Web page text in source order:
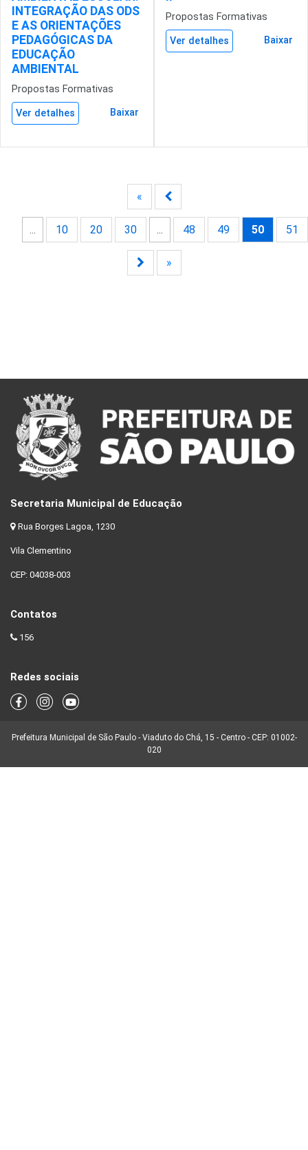
INTEGRAÇÃO DAS ODS
E AS ORIENTAÇÕES
PEDAGÓGICAS DA
EDUCAÇÃO
AMBIENTAL
Propostas Formativas
Ver detalhes Baixar
Propostas Formativas
Ver detalhes Baixar
«
... 10 20 30 ... 48 49 50 51
»
Secretaria Municipal de Educação
Rua Borges Lagoa, 1230
Vila Clementino
CEP: 04038-003
Contatos
156
Redes sociais
Prefeitura Municipal de São Paulo - Viaduto do Chá, 15 - Centro - CEP: 01002-
020